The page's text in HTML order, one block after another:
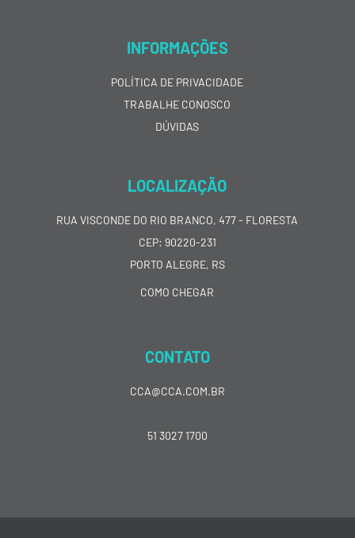
INFORMAÇÕES
POLÍTICA DE PRIVACIDADE
TRABALHE CONOSCO
DÚVIDAS
LOCALIZAÇÃO
RUA VISCONDE DO RIO BRANCO, 477 - FLORESTA
CEP: 90220-231
PORTO ALEGRE, RS
COMO CHEGAR
CONTATO
CCA@CCA.COM.BR
51 3027 1700